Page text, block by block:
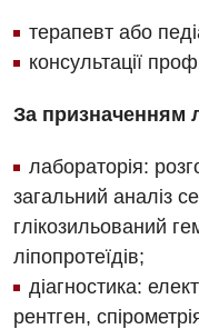
Вакансії
Інтернатура
Енциклопедія
Діагностичне
Ендоскопічне
терапевт або
консультації
За призначенням
лабораторія:
загальний аналіз
глікозильований
ліпопротеїдів;
діагностика:
рентген,